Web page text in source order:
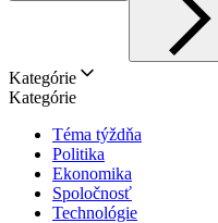
Kategórie
Kategórie
Téma týždňa
Politika
Ekonomika
Spoločnosť
Technológie